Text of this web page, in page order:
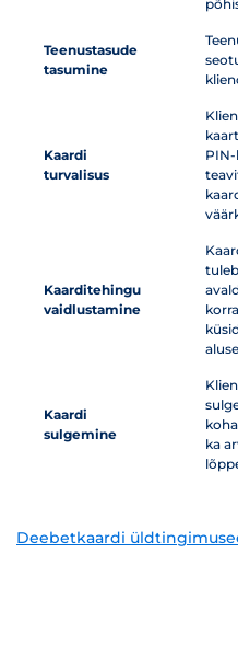
Teenustasude
tasumine
Kaardi
turvalisus
Kaarditehingu
vaidlustamine
Kaardi
sulgemine
ka
Deebetkaardi